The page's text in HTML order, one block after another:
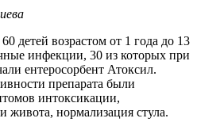
детей возрастом от 1 года до 13
инфекции, 30 из которых при
ентеросорбент Атоксил.
препарата были
интоксикации,
живота, нормализация стула.